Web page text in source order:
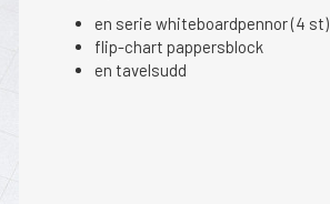
en serie whiteboardpennor (4 st)
flip-chart pappersblock
en tavelsudd